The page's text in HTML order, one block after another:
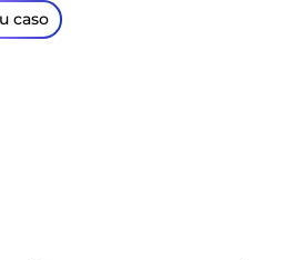
caso